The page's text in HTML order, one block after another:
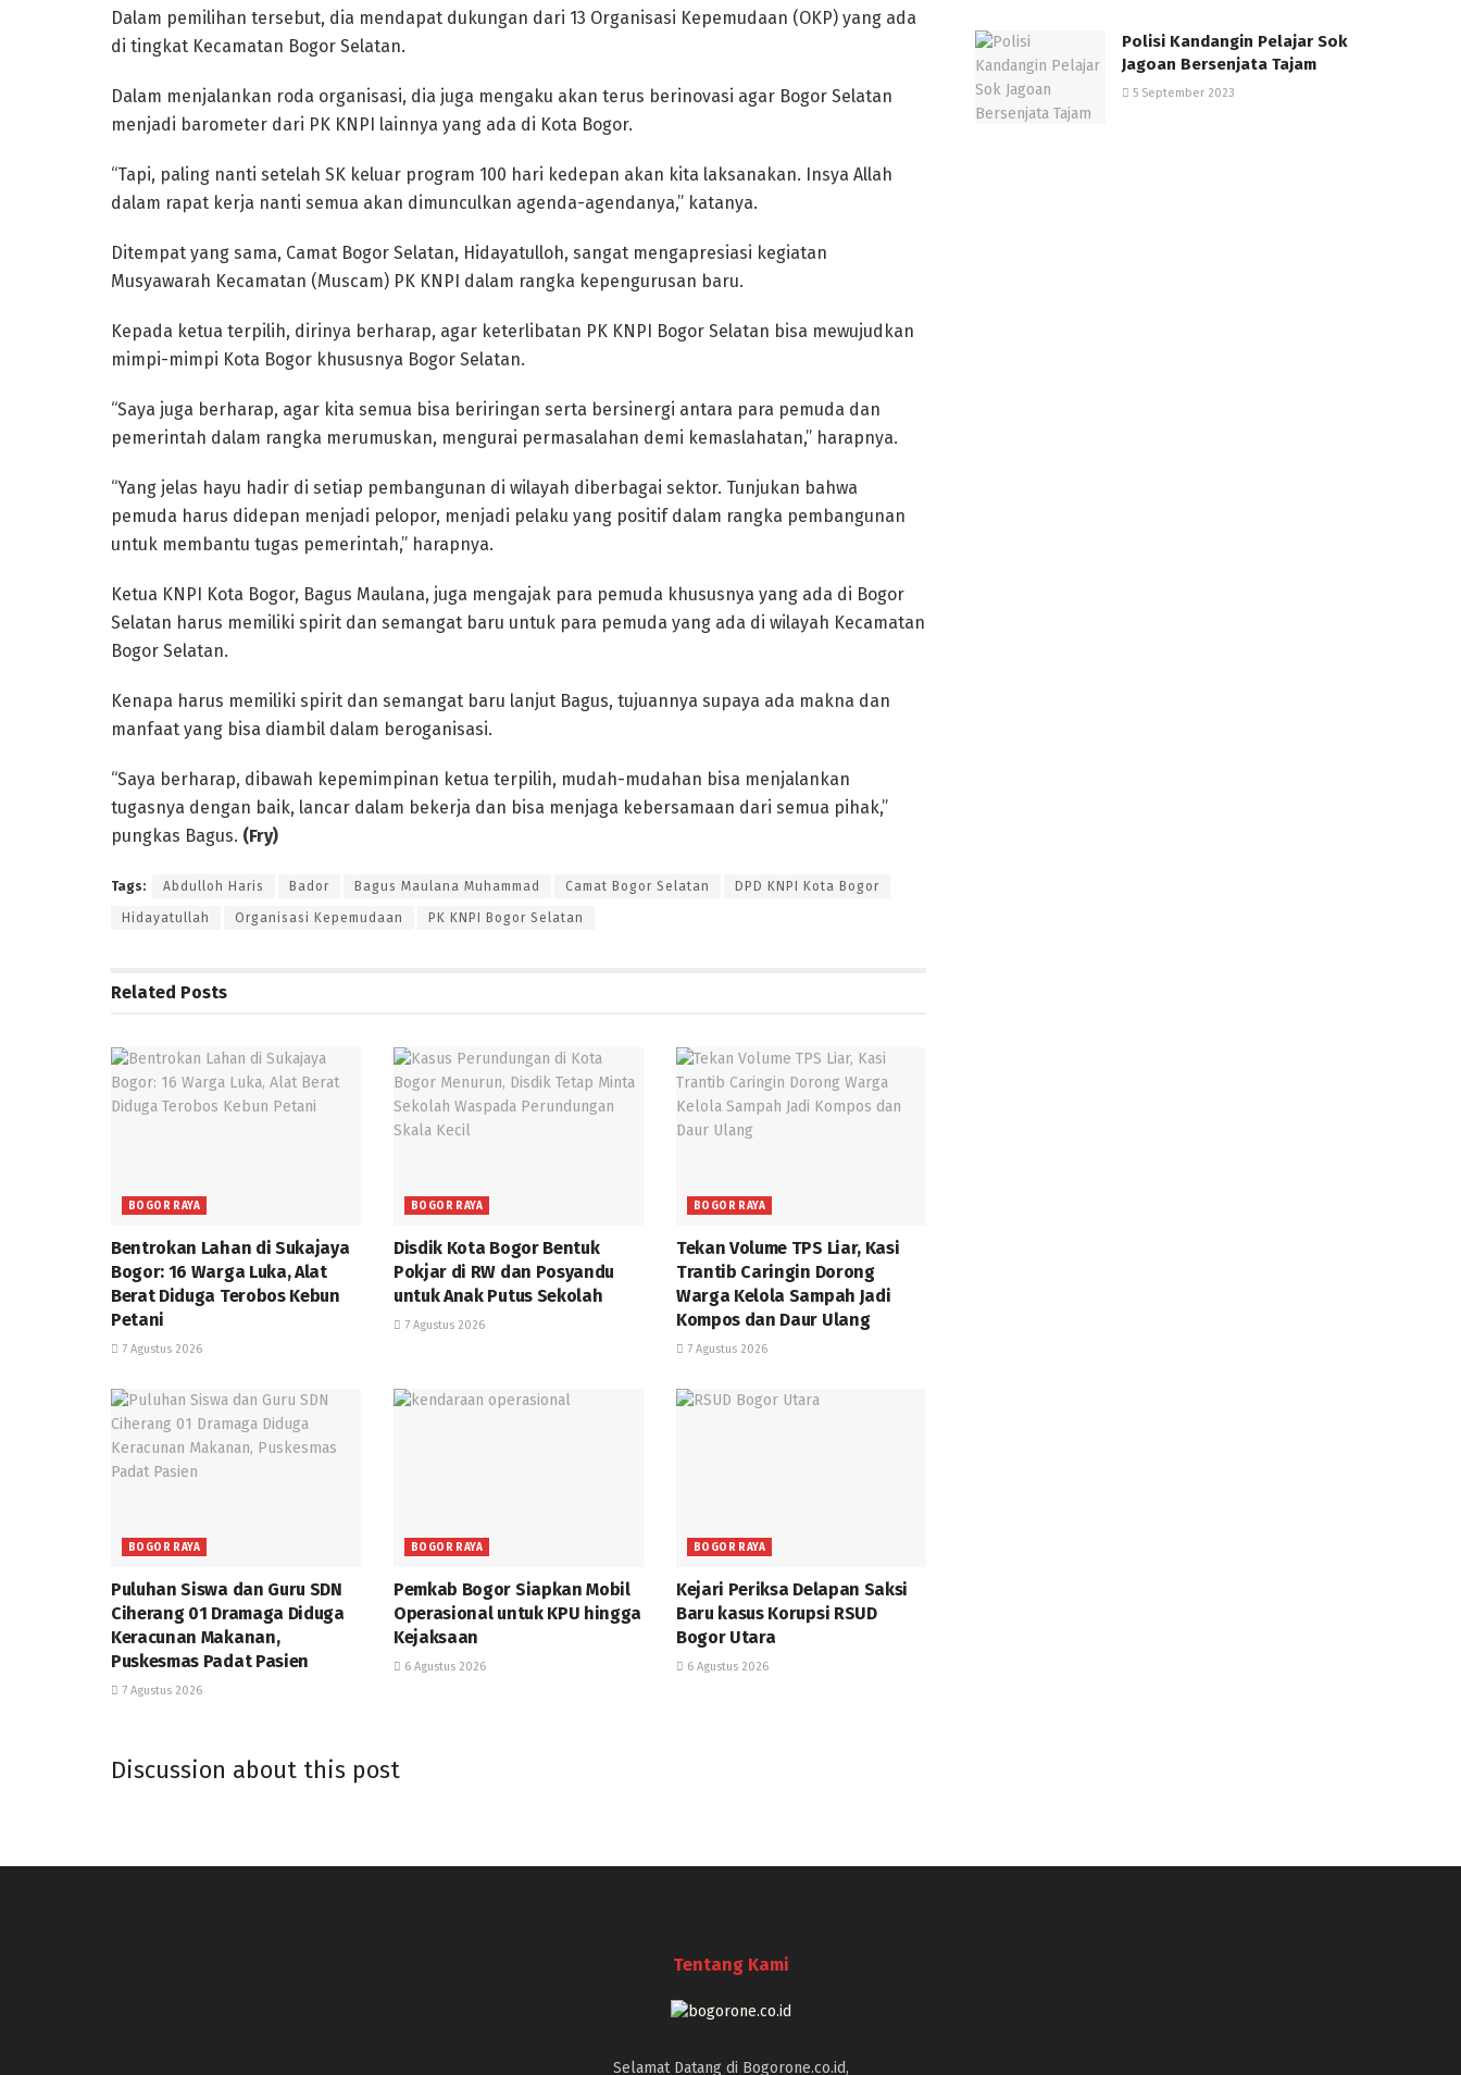
Dalam pemilihan tersebut, dia mendapat dukungan dari 13 Organisasi Kepemudaan (OKP) yang ada
di tingkat Kecamatan Bogor Selatan.
Dalam menjalankan roda organisasi, dia juga mengaku akan terus berinovasi agar Bogor Selatan
menjadi barometer dari PK KNPI lainnya yang ada di Kota Bogor.
“Tapi, paling nanti setelah SK keluar program 100 hari kedepan akan kita laksanakan. Insya Allah
dalam rapat kerja nanti semua akan dimunculkan agenda-agendanya,” katanya.
Ditempat yang sama, Camat Bogor Selatan, Hidayatulloh, sangat mengapresiasi kegiatan
Musyawarah Kecamatan (Muscam) PK KNPI dalam rangka kepengurusan baru.
Kepada ketua terpilih, dirinya berharap, agar keterlibatan PK KNPI Bogor Selatan bisa mewujudkan
mimpi-mimpi Kota Bogor khususnya Bogor Selatan.
“Saya juga berharap, agar kita semua bisa beriringan serta bersinergi antara para pemuda dan
pemerintah dalam rangka merumuskan, mengurai permasalahan demi kemaslahatan,” harapnya.
“Yang jelas hayu hadir di setiap pembangunan di wilayah diberbagai sektor. Tunjukan bahwa
pemuda harus didepan menjadi pelopor, menjadi pelaku yang positif dalam rangka pembangunan
untuk membantu tugas pemerintah,” harapnya.
Ketua KNPI Kota Bogor, Bagus Maulana, juga mengajak para pemuda khususnya yang ada di Bogor
Selatan harus memiliki spirit dan semangat baru untuk para pemuda yang ada di wilayah Kecamatan
Bogor Selatan.
Kenapa harus memiliki spirit dan semangat baru lanjut Bagus, tujuannya supaya ada makna dan
manfaat yang bisa diambil dalam beroganisasi.
“Saya berharap, dibawah kepemimpinan ketua terpilih, mudah-mudahan bisa menjalankan
tugasnya dengan baik, lancar dalam bekerja dan bisa menjaga kebersamaan dari semua pihak,”
pungkas Bagus. (Fry)
Tags: Abdulloh Haris Bador Bagus Maulana Muhammad Camat Bogor Selatan DPD KNPI Kota Bogor
Hidayatullah Organisasi Kepemudaan PK KNPI Bogor Selatan
Related Posts
BOGOR RAYA
Bentrokan Lahan di Sukajaya
Bogor: 16 Warga Luka, Alat
Berat Diduga Terobos Kebun
Petani
7 Agustus 2026
BOGOR RAYA
Disdik Kota Bogor Bentuk
Pokjar di RW dan Posyandu
untuk Anak Putus Sekolah
7 Agustus 2026
BOGOR RAYA
Tekan Volume TPS Liar, Kasi
Trantib Caringin Dorong
Warga Kelola Sampah Jadi
Kompos dan Daur Ulang
7 Agustus 2026
BOGOR RAYA
Puluhan Siswa dan Guru SDN
Ciherang 01 Dramaga Diduga
Keracunan Makanan,
Puskesmas Padat Pasien
7 Agustus 2026
BOGOR RAYA
Pemkab Bogor Siapkan Mobil
Operasional untuk KPU hingga
Kejaksaan
6 Agustus 2026
BOGOR RAYA
Kejari Periksa Delapan Saksi
Baru kasus Korupsi RSUD
Bogor Utara
6 Agustus 2026
Discussion about this post
Polisi Kandangin Pelajar Sok
Jagoan Bersenjata Tajam
5 September 2023
Tentang Kami
Selamat Datang di Bogorone.co.id,